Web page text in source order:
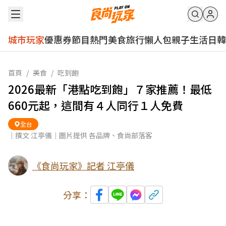
城市玩家優惠券節目熱門美食旅行懶人包親子生活日韓
首頁 / 美食 / 吃到飽
2026最新「港點吃到飽」７家推薦！最低
660元起，這間有４人同行１人免費
全台
｜撰文 江亭儀｜圖片提供 各品牌、食尚部落客
《食尚玩家》記者 江亭儀
分享：